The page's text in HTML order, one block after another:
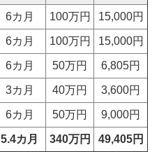
6カ月 100万円 15,000円
6カ月 100万円 15,000円
6カ月 50万円 6,805円
3カ月 40万円 3,600円
6カ月 50万円 9,000円
5.4カ月 340万円 49,405円